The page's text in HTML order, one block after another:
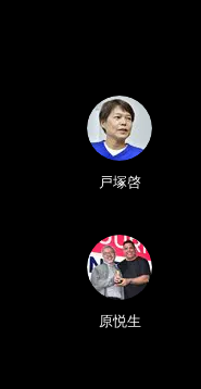
戸塚啓
原悦生